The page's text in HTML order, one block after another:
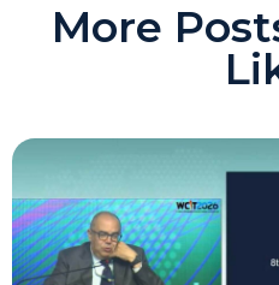
More